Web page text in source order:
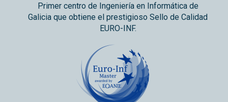
Primer centro de Ingeniería en Informática de
Galicia que obtiene el prestigioso Sello de Calidad
EURO-INF.